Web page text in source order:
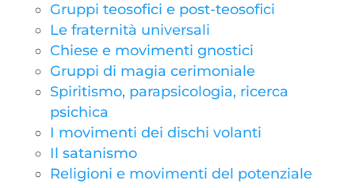
Gruppi teosofici e post-teosofici
Le fraternità universali
Chiese e movimenti gnostici
Gruppi di magia cerimoniale
Spiritismo, parapsicologia, ricerca
psichica
I movimenti dei dischi volanti
Il satanismo
Religioni e movimenti del potenziale